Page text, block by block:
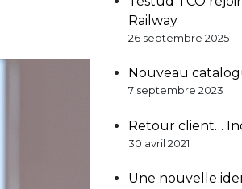
Railway
26 septembre 2025
Nouveau
7 septembre 2023
Retour client…
30 avril 2021
Une nouvelle